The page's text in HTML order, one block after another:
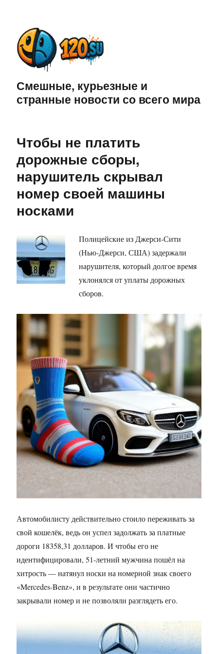
Смешные, курьезные и
странные новости со всего мира
Чтобы не платить
дорожные сборы,
нарушитель скрывал
номер своей машины
носками
Полицейские из Джерси-Сити
(Нью-Джерси, США) задержали
нарушителя, который долгое время
уклонялся от уплаты дорожных
сборов.
Автомобилисту действительно стоило переживать за
свой кошелёк, ведь он успел задолжать за платные
дороги 18358,31 долларов. И чтобы его не
идентифицировали, 51-летний мужчина пошёл на
хитрость — натянул носки на номерной знак своего
«Mercedes-Benz», и в результате они частично
закрывали номер и не позволяли разглядеть его.